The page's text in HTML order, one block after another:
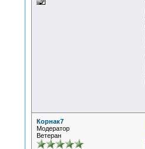
Корнак7
Модератор
Ветеран